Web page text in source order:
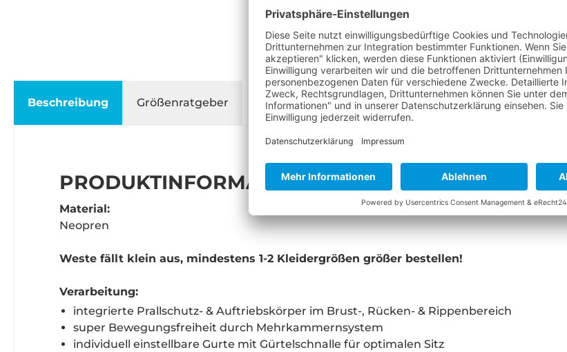
Beschreibung Größenratgeber
PRODUKTINFORMATIONEN "COMP VEST DAMEN"
Material:
Neopren
Weste fällt klein aus, mindestens 1-2 Kleidergrößen größer bestellen!
Verarbeitung:
integrierte Prallschutz- & Auftriebskörper im Brust-, Rücken- & Rippenbereich
super Bewegungsfreiheit durch Mehrkammernsystem
individuell einstellbare Gurte mit Gürtelschnalle für optimalen Sitz